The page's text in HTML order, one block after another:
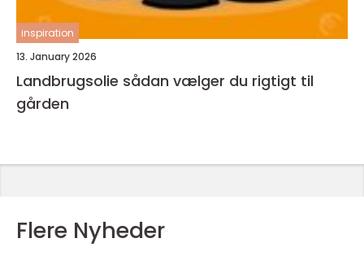
inspiration
13. January 2026
Landbrugsolie sådan vælger du rigtigt til
gården
Flere Nyheder